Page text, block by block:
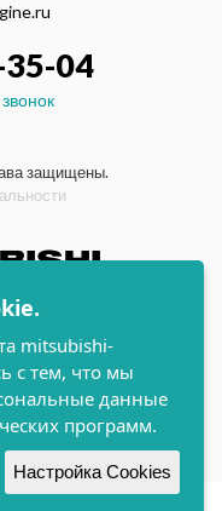
35-04
защищены.
Mitsubishi
сайта
mitsubishi-
с тем, что мы
данные
программ.
Настройка Cookies